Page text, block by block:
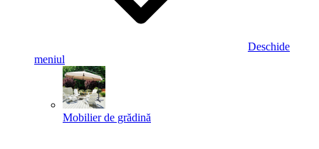
Deschide
meniul
Mobilier de grădină